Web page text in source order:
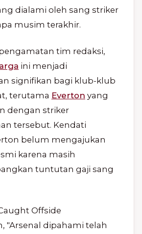
dialami oleh sang striker
musim terakhir.
tim redaksi,
ini menjadi
signifikan bagi klub-klub
terutama Everton yang
dengan striker
tersebut. Kendati
belum mengajukan
karena masih
tuntutan gaji sang
Offside
"Arsenal dipahami telah